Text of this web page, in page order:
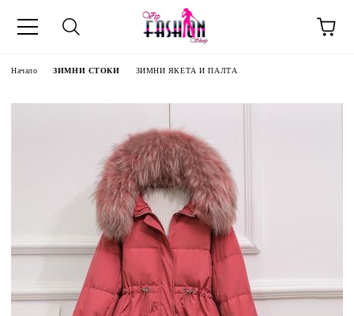
Начало ЗИМНИ СТОКИ ЗИМНИ ЯКЕТА И ПАЛТА